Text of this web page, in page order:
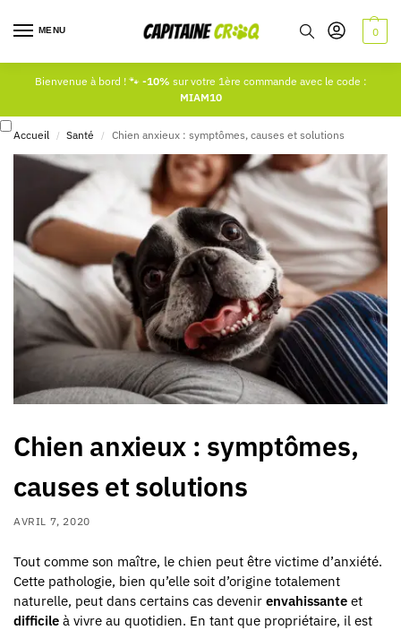
MENU 0
Bienvenue à bord ! 🐾 -10% sur votre 1ère commande avec le code :
MIAM10
Accueil / Santé / Chien anxieux : symptômes, causes et solutions
Chien anxieux : symptômes,
causes et solutions
AVRIL 7, 2020
Tout comme son maître, le chien peut être victime d’anxiété.
Cette pathologie, bien qu’elle soit d’origine totalement
naturelle, peut dans certains cas devenir envahissante et
difficile à vivre au quotidien. En tant que propriétaire, il est